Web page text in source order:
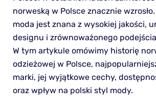
norweską w Polsce znacznie
moda jest znana z wysokiej jakości,
designu i zrównoważonego
W tym artykule omówimy historię
odzieżowej w Polsce,
marki, jej wyjątkowe cechy,
oraz wpływ na polski styl mody.